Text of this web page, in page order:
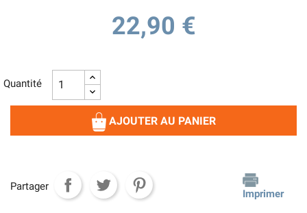
22,90 €
Quantité
AJOUTER AU PANIER
Partager
Imprimer